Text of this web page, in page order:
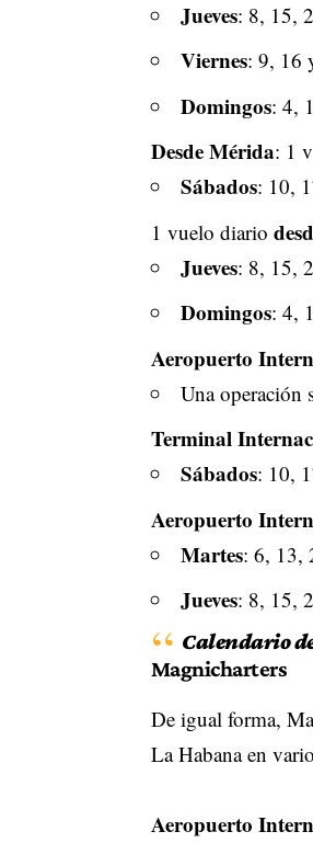
Jueves: 8, 15,
Viernes: 9, 16
Domingos: 4,
Desde Mérida: 1
Sábados: 10,
1 vuelo diario
Jueves: 8, 15,
Domingos: 4,
Aeropuerto
Una operación
Terminal
Sábados: 10,
Aeropuerto
Martes: 6, 13,
Jueves: 8, 15,
Calendario
Magnicharters
De igual forma,
La Habana en
Aeropuerto